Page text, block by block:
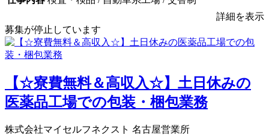
詳細を表示
募集が停止しています
【☆寮費無料＆高収入☆】土日休みの
医薬品工場での包装・梱包業務
株式会社マイセルフネクスト 名古屋営業所